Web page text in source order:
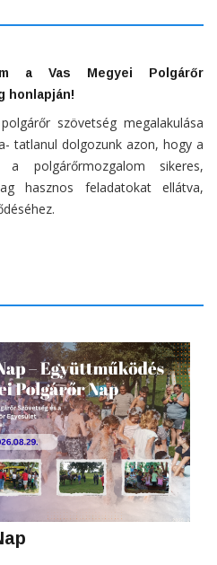
a Vas Megyei Polgárőr
honlapján!
szövetség megalakulása
tatlanul dolgozunk azon, hogy a
a polgárőrmozgalom sikeres,
hasznos feladatokat ellátva,